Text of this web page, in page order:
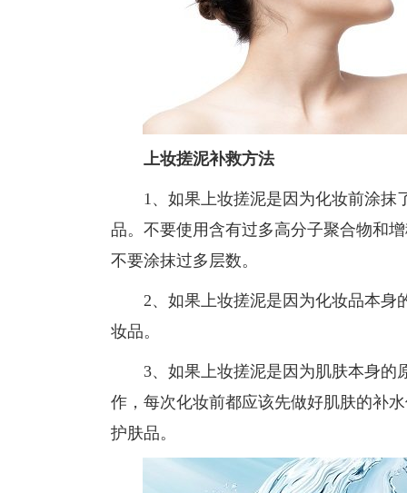
上妆搓泥补救方法
1、如果上妆搓泥是因为化妆前涂抹
品。不要使用含有过多高分子聚合物和
不要涂抹过多层数。
2、如果上妆搓泥是因为化妆品本身
妆品。
3、如果上妆搓泥是因为肌肤本身的
作，每次化妆前都应该先做好肌肤的补
护肤品。